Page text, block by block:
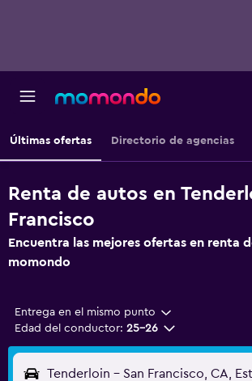
Últimas ofertas Directorio de agencias
Renta de autos en
Francisco
Encuentra las mejores ofertas en renta
momondo
Entrega en el mismo punto
Edad del conductor: 25-26
Tenderloin - San Francisco, CA,